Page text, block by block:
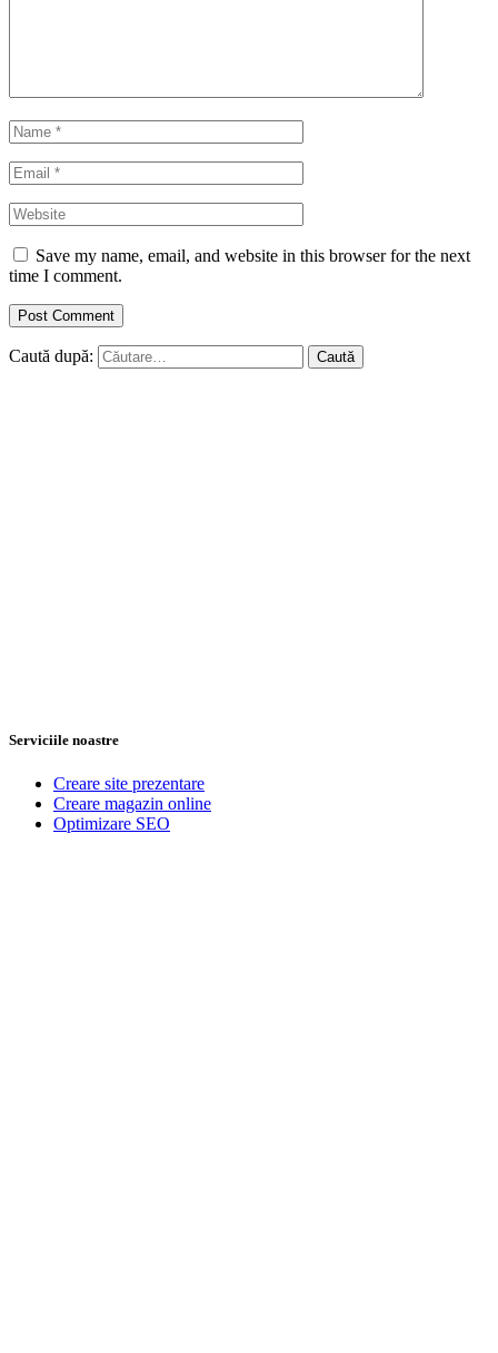
Save my name, email, and website in this browser for the next
time I comment.
Caută după:
Serviciile noastre
Creare site prezentare
Creare magazin online
Optimizare SEO